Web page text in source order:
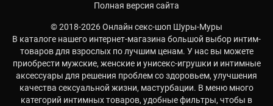
Полная версия сайта
© 2018-2026 Онлайн секс-шоп Шуры-Муры
В каталоге нашего интернет-магазина большой выбор интим-
товаров для взрослых по лучшим ценам. У нас вы можете
приобрести мужские, женские и унисекс-игрушки и интимные
аксессуары для решения проблем со здоровьем, улучшения
качества сексуальной жизни, мастурбации. В меню много
категорий интимных товаров, удобные фильтры, чтобы в